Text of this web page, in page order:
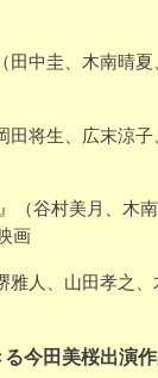
田中圭、木南晴夏
田将生、広末涼子
（谷村美月、木
画
雅人、山田孝之、
今田美桜出演作